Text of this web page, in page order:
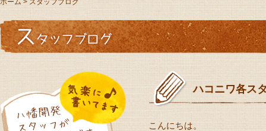
ホーム > スタッフブログ
ハコニワ各ス
こんにちは。